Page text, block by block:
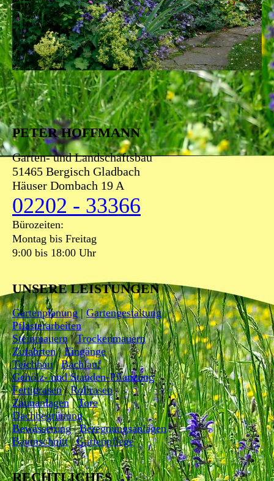
PETER HOFFMANN
Garten- und Landschaftsbau
51465 Bergisch Gladbach
Häuser Dombach 19 A
02202 - 33366
Bürozeiten:
Montag bis Freitag
9:00 bis 18:00 Uhr
UNSERE LEISTUNGEN
Gartenplanung|Gartengestaltung
Pflasterarbeiten
Steinmauern|Trockenmauern
Zufahrten|Eingänge
Teichbau|Bachlauf
Gehölz- und Stauden-Pflanzung
Fertigrasen|Rollrasen
Zaunanlagen|Tore
Dachbegrünung
Bewässerung|Beregnungsanlagen
Baumschnitt|Gartenpflege
RECHTLICHES